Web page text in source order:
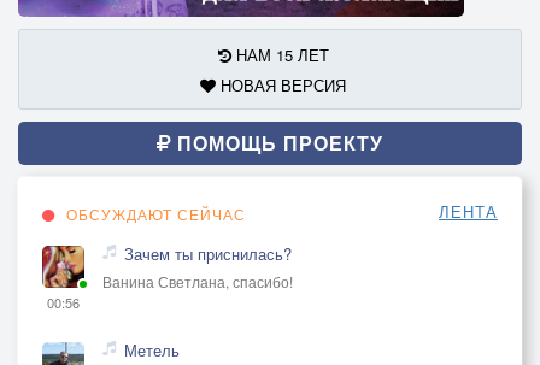
НАМ 15 ЛЕТ
НОВАЯ ВЕРСИЯ
ПОМОЩЬ ПРОЕКТУ
ОБСУЖДАЮТ СЕЙЧАС ЛЕНТА
00:56
Зачем ты приснилась?
Ванина Светлана, спасибо!
Метель